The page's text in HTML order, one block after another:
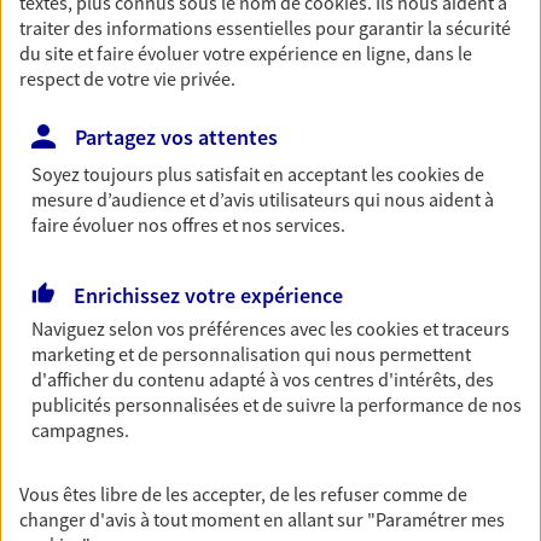
OBTENIR UN TARIF EN LIGNE
Multirisque Entreprise
Gagnez en simplicité et en sérénité avec votre
assurance multirisque entreprise. Un contrat
unique pour protéger vos locaux, matériels pro,
équipements et stocks… sans oublier votre
Découvrir l'offre Multirisque Entreprise
DEMANDER UN DEVIS
traiter des informations essentielles pour garantir la sécurité
du site et faire évoluer votre expérience en ligne, dans le
respect de votre vie privée.
Partagez vos attentes
Soyez toujours plus satisfait en acceptant lescookiesde
mesure d’audience et d’avis utilisateurs qui nous aident à
faire évoluer nos offres et nos services.
Enrichissez votre expérience
Naviguez selon vos préférences avec lescookies et traceurs
marketing et de personnalisation qui nous permettent
d'afficher du contenu adapté à vos centres d'intérêts, des
publicités personnalisées et de suivre la performance de nos
campagnes.
Vous êtes libre de les accepter, de les refuser comme de
changer d'avis à tout moment en allant sur "Paramétrer mes